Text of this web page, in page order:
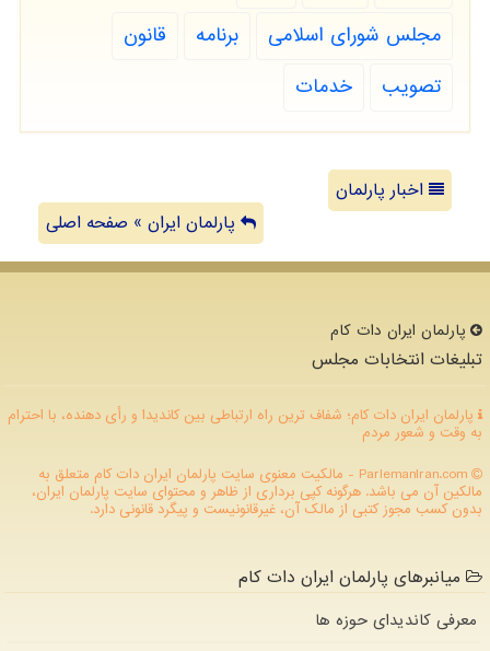
مجلس شورای اسلامی
برنامه
قانون
تصویب
خدمات
اخبار پارلمان
پارلمان ایران » صفحه اصلی
پارلمان ایران دات كام
تبلیغات انتخابات مجلس
پارلمان ایران دات کام؛ شفاف ترین راه ارتباطی بین کاندیدا و رأی دهنده، با احترام
به وقت و شعور مردم
ParlemanIran.com - مالکیت معنوی سایت پارلمان ایران دات كام متعلق به
مالکین آن می باشد. هرگونه کپی برداری از ظاهر و محتوای سایت پارلمان ایران،
بدون کسب مجوز کتبی از مالک آن، غیرقانونیست و پیگرد قانونی دارد.
میانبرهای پارلمان ایران دات کام
معرفی کاندیدای حوزه ها